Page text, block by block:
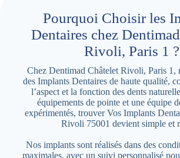
Pourquoi Choisir les
Dentaires chez
Rivoli, Paris 1 ?
Chez Dentimad Châtelet Rivoli, Paris 1,
des Implants Dentaires de haute qualité,
l’aspect et la fonction des dents
équipements de pointe et une équipe
expérimentés, trouver Vos Implants
Rivoli 75001 devient simple et
Nos implants sont réalisés dans des
maximales, avec un suivi personnalisé